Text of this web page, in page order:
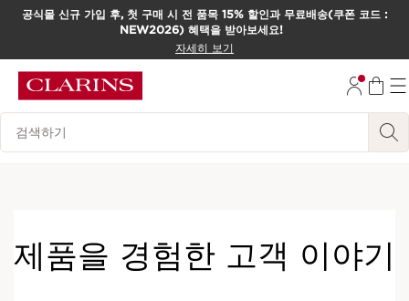
컨텐츠로 이동하기
공식몰 신규 가입 후, 첫 구매 시 전 품목 15% 할인과 무료배송(쿠폰 코드 :
NEW2026) 혜택을 받아보세요!
자세히 보기
범례 검색하기
제품을 경험한 고객 이야기